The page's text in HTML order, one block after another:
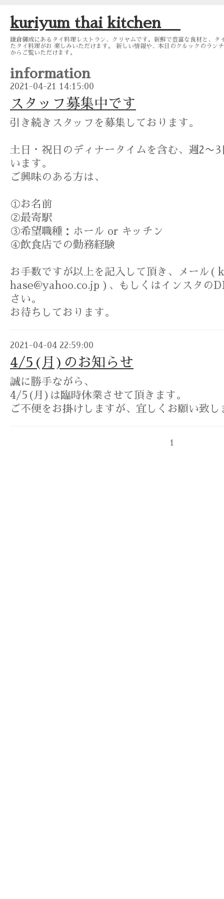
kuriyum thai kitchen
鎌倉御成にあるタイ料理レストラン、クリヤムです。新鮮で豊富な食材と、タ
たタイ料理がお 楽しみいただけます。 新しい情報や、本日のクルックのラ
からご覧いただけます。
information
2021-04-21 14:15:00
スタッフ募集中です
引き続きスタッフを募集しております。
土日・祝日のディナータイムを含む、週2〜
います。
ご興味のある方は、
①お名前
②最寄駅
③希望職種：ホール or キッチン
④飲食店での勤務経験
お手数ですが以上を記入して頂き、メール(
hase@yahoo.co.jp )、もしくはインスタの
さい。
お待ちしております。
2021-04-04 22:59:00
4/5(月)のお知らせ
誠に勝手ながら、
4/5(月)は臨時休業させて頂きます。
ご不便をお掛けしますが、宜しくお願い致し
1